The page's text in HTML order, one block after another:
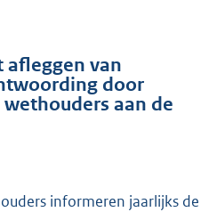
afleggen van
door
aan de
informeren jaarlijks de